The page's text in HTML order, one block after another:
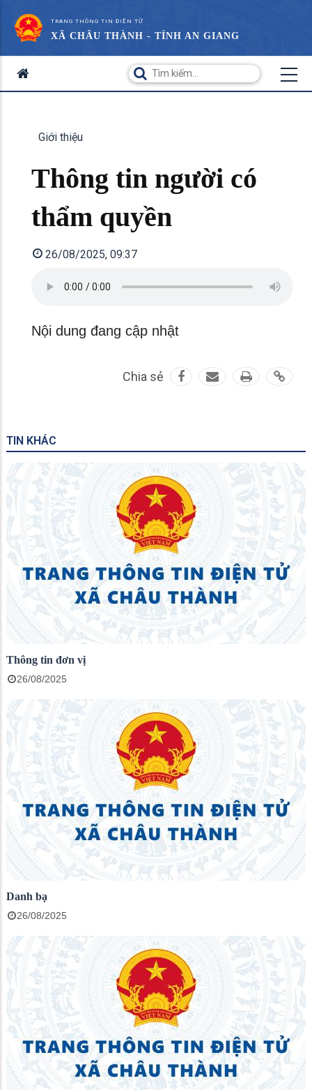
TRANG THÔNG TIN ĐIỆN TỬ
XÃ CHÂU THÀNH - TỈNH AN GIANG
Giới thiệu
Thông tin người có
thẩm quyền
26/08/2025, 09:37
Nội dung đang cập nhật
Chia sẻ
TIN KHÁC
Thông tin đơn vị
26/08/2025
Danh bạ
26/08/2025